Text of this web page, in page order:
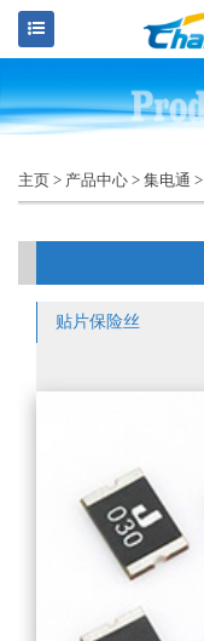
主页 > 产品中心 > 集电通 >
贴片保险丝